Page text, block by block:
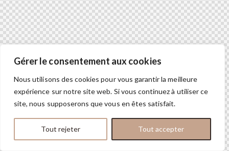
Gérer le consentement aux cookies
Nous utilisons des cookies pour vous garantir la meilleure
expérience sur notre site web. Si vous continuez à utiliser ce
site, nous supposerons que vous en êtes satisfait.
Tout rejeter Tout accepter